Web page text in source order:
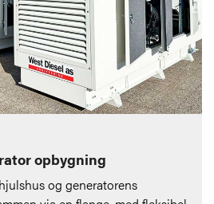
opbygning
og generatorens